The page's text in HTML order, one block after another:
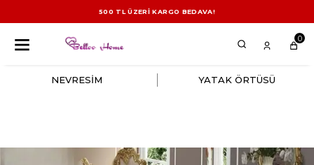
500 TL ÜZERİ KARGO BEDAVA!
0
NEVRESİM YATAK ÖRTÜSÜ